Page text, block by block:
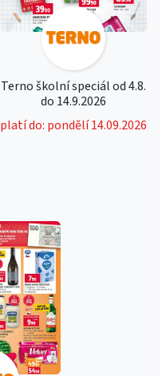
Terno školní speciál od 4.8.
do 14.9.2026
platí do: pondělí 14.09.2026